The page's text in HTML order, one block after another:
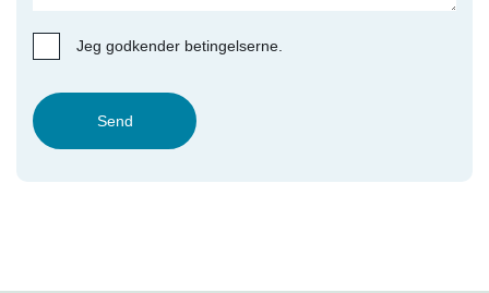
Jeg godkender betingelserne.
Send